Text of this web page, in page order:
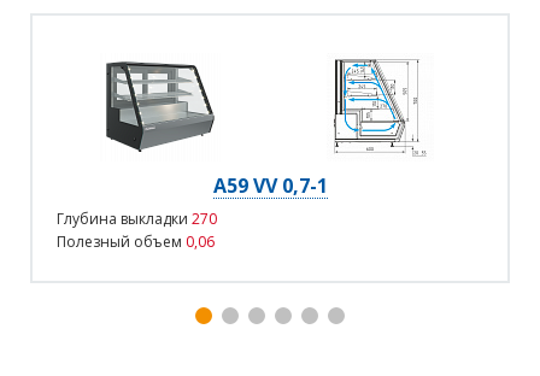
A59 VV 0,7-1
Глубина выкладки 270
Полезный объем 0,06